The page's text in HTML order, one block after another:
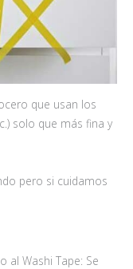
que usan los
solo que más fina y
pero si cuidamos
al Washi Tape: Se